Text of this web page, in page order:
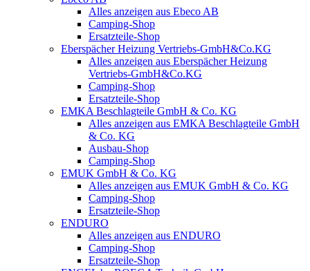
Alles anzeigen aus Ebeco AB
Camping-Shop
Ersatzteile-Shop
Eberspächer Heizung Vertriebs-GmbH&Co.KG
Alles anzeigen aus Eberspächer Heizung
Vertriebs-GmbH&Co.KG
Camping-Shop
Ersatzteile-Shop
EMKA Beschlagteile GmbH & Co. KG
Alles anzeigen aus EMKA Beschlagteile GmbH
& Co. KG
Ausbau-Shop
Camping-Shop
EMUK GmbH & Co. KG
Alles anzeigen aus EMUK GmbH & Co. KG
Camping-Shop
Ersatzteile-Shop
ENDURO
Alles anzeigen aus ENDURO
Camping-Shop
Ersatzteile-Shop